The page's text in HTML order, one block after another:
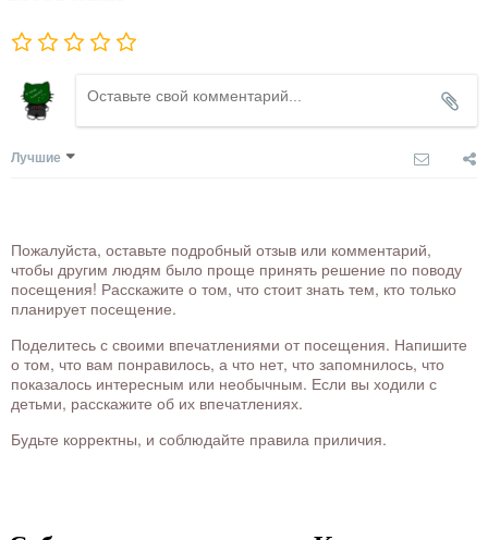
Лучшие
Пожалуйста, оставьте подробный отзыв или комментарий,
чтобы другим людям было проще принять решение по поводу
посещения! Расскажите о том, что стоит знать тем, кто только
планирует посещение.
Поделитесь с своими впечатлениями от посещения. Напишите
о том, что вам понравилось, а что нет, что запомнилось, что
показалось интересным или необычным. Если вы ходили с
детьми, расскажите об их впечатлениях.
Будьте корректны, и соблюдайте правила приличия.